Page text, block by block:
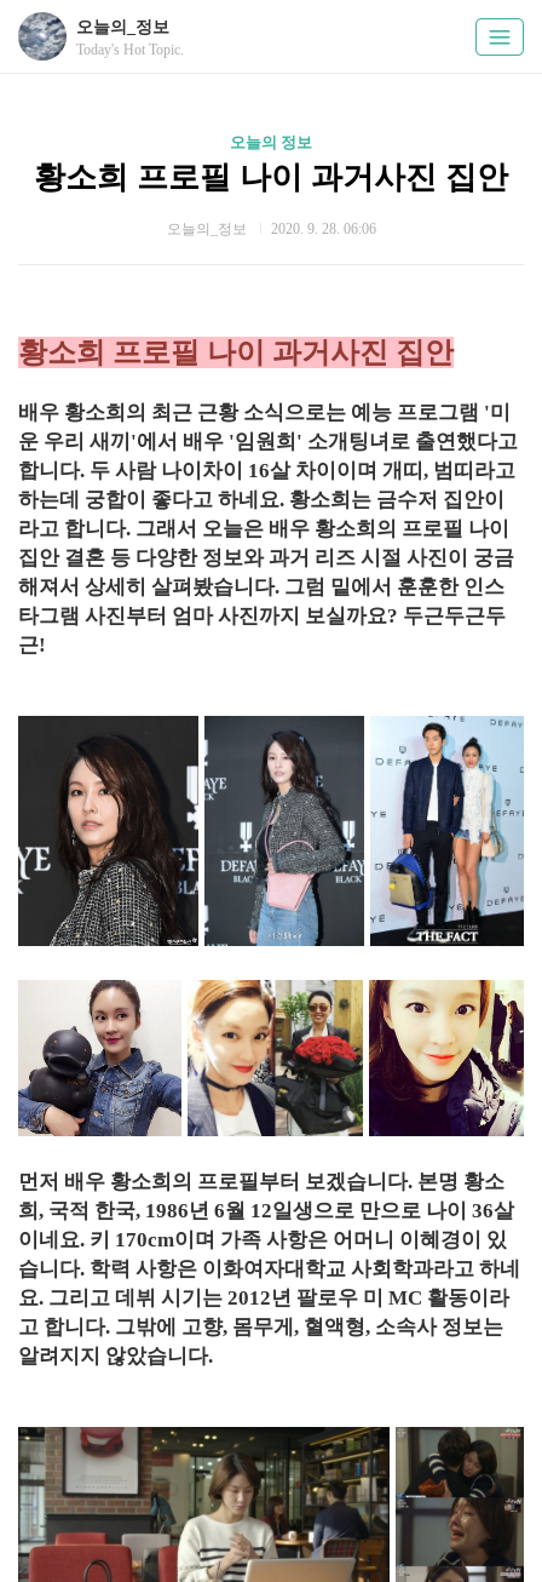
오늘의_정보
Today's Hot Topic.
오늘의 정보
황소희 프로필 나이 과거사진 집안
오늘의_정보 2020. 9. 28. 06:06
황소희 프로필 나이 과거사진 집안
배우 황소희의 최근 근황 소식으로는 예능 프로그램 '미
운 우리 새끼'에서 배우 '임원희' 소개팅녀로 출연했다고
합니다. 두 사람 나이차이 16살 차이이며 개띠, 범띠라고
하는데 궁합이 좋다고 하네요. 황소희는 금수저 집안이
라고 합니다. 그래서 오늘은 배우 황소희의 프로필 나이
집안 결혼 등 다양한 정보와 과거 리즈 시절 사진이 궁금
해져서 상세히 살펴봤습니다. 그럼 밑에서 훈훈한 인스
타그램 사진부터 엄마 사진까지 보실까요? 두근두근두
근!
먼저 배우 황소희의 프로필부터 보겠습니다. 본명 황소
희, 국적 한국, 1986년 6월 12일생으로 만으로 나이 36살
이네요. 키 170cm이며 가족 사항은 어머니 이혜경이 있
습니다. 학력 사항은 이화여자대학교 사회학과라고 하네
요. 그리고 데뷔 시기는 2012년 팔로우 미 MC 활동이라
고 합니다. 그밖에 고향, 몸무게, 혈액형, 소속사 정보는
알려지지 않았습니다.